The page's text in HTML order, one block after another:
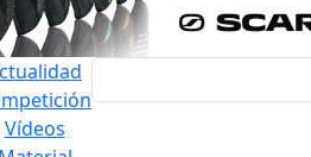
Vídeos